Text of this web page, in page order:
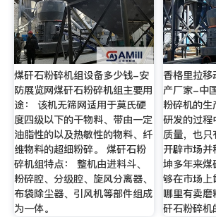
煤矸石粉碎机组设备多少钱-安
防展览网煤矸石粉碎机组主要用
途： 该机无筛网适用于莫氏硬
度四级以下的干物料、带由一定
油脂性的以及热敏性的物料、纤
维物料的超细粉碎。 煤矸石粉
碎机组特点： 整机由进料斗、
粉碎腔、分级腔、旋风分离器、
布袋除尘器、引风机等部件组成
为一体。
香格里拉
产厂家-中
粉碎机的
研发的过程
质量，也只
开辟市场
坤多年来煤
够在市场上
哪里有卖
矸石粉碎机